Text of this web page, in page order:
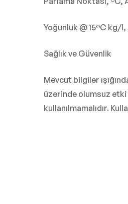
Yoğunluk @ 15ºC
Sağlık ve Güvenlik
Mevcut bilgiler
üzerinde olumsuz etki
kullanılmamalıdır.